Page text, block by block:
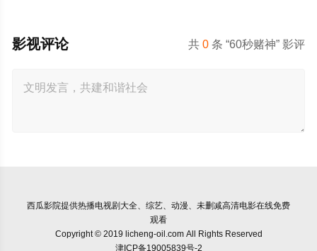
共0 条 “60秒赌神” 影评
影视评论
西瓜影院提供热播电视剧大全、综艺、动漫、未删减高清电影在线免费
观看
Copyright © 2019 licheng-oil.com All Rights Reserved
津ICP备19005839号-2